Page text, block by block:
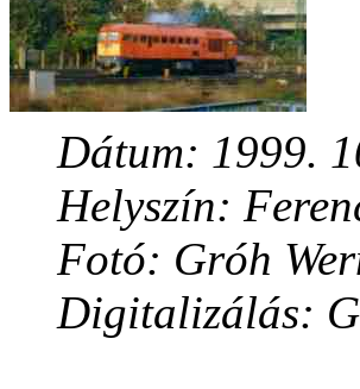
Dátum: 1999.
Helyszín:
Fotó: Gróh
Digitalizálás: